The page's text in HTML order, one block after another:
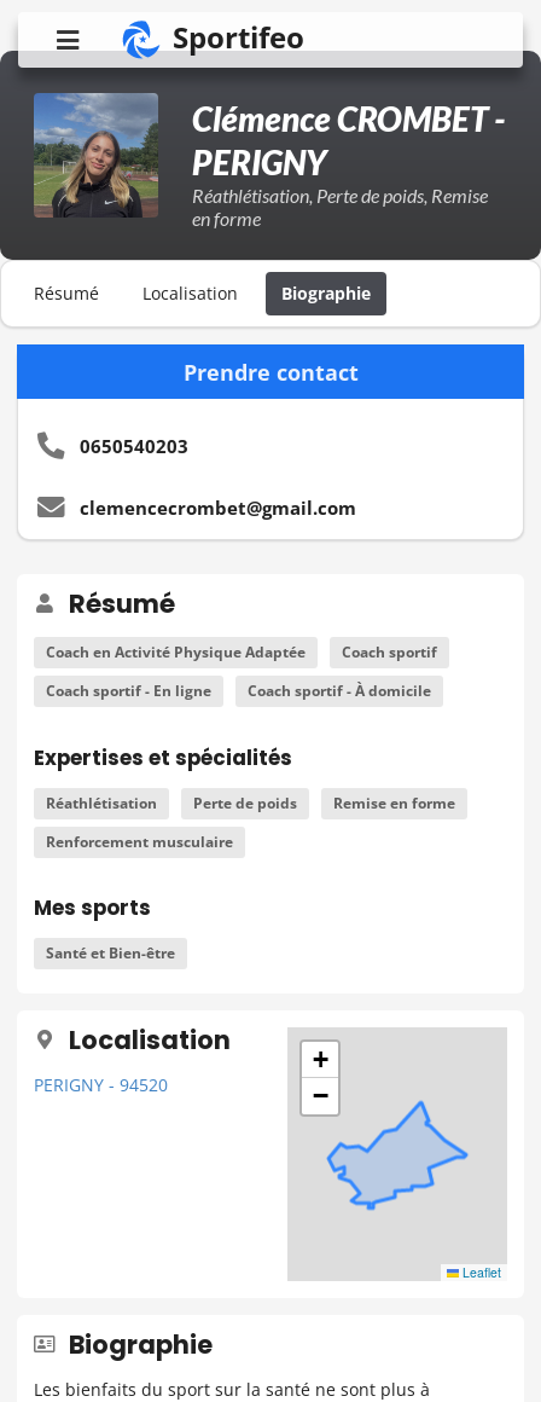
Sportifeo
Clémence CROMBET -
PERIGNY
Réathlétisation, Perte de poids, Remise
en forme
Résumé Localisation Biographie
Résumé
Coach en Activité Physique Adaptée
Coach sportif
Coach sportif - En ligne
Coach sportif - À domicile
Expertises et spécialités
Réathlétisation Perte de poids
Remise en forme
Renforcement musculaire
Mes sports
Santé et Bien-être
Localisation
PERIGNY - 94520
+
−
Leaflet
Biographie
Les bienfaits du sport sur la santé ne sont plus à
Prendre contact
0650540203
clemencecrombet@gmail.com